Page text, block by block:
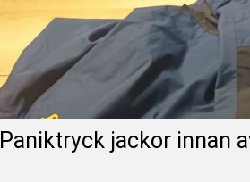
Paniktryck jackor innan